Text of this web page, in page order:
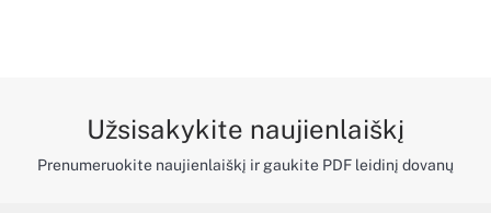
Užsisakykite naujienlaiškį
Prenumeruokite naujienlaiškį ir gaukite PDF leidinį dovanų